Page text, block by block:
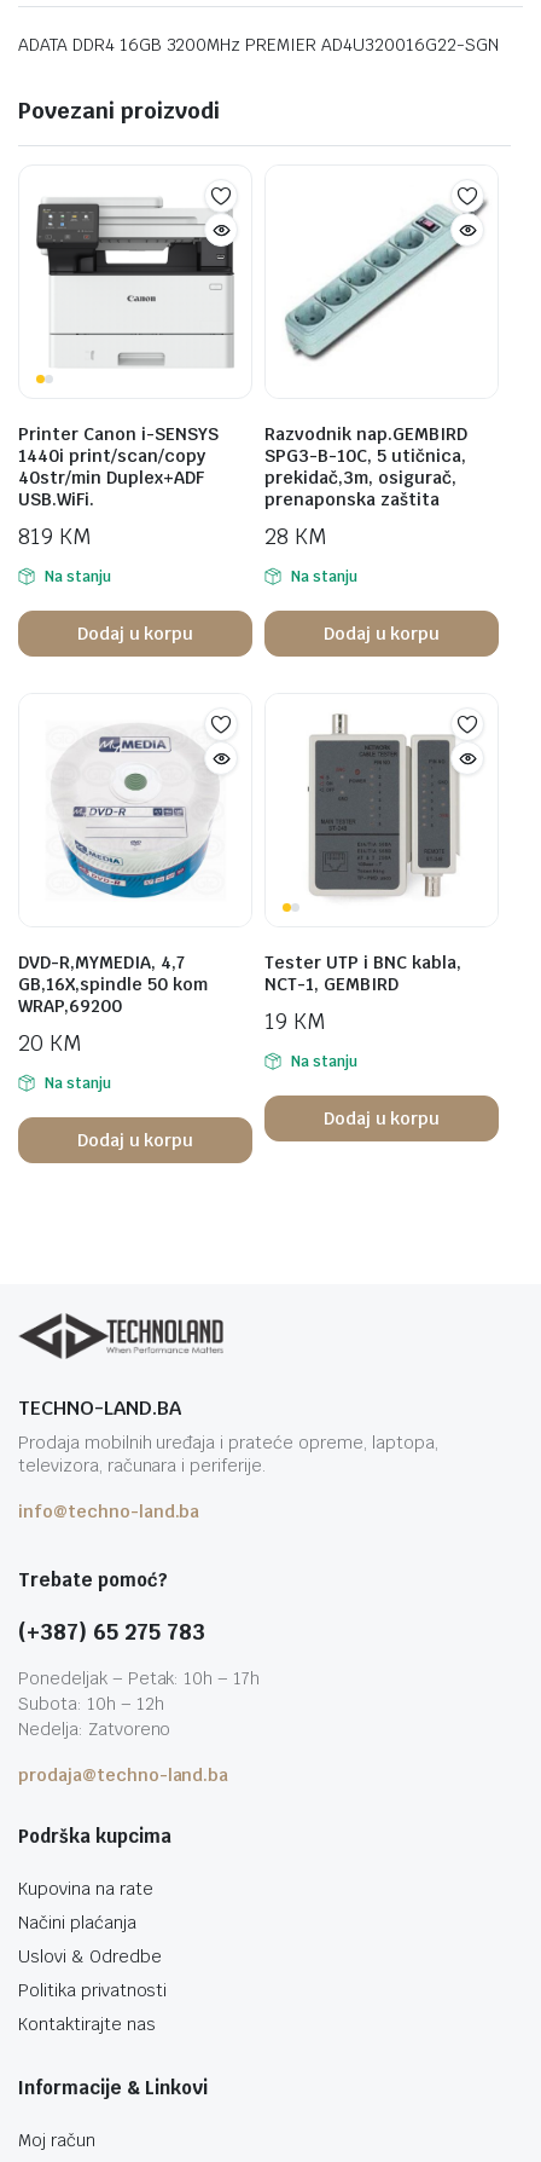
ADATA DDR4 16GB 3200MHz PREMIER AD4U320016G22-SGN
Povezani proizvodi
Printer Canon i-SENSYS
1440i print/scan/copy
40str/min Duplex+ADF
USB.WiFi.
819 KM
Na stanju
Dodaj u korpu
Razvodnik nap.GEMBIRD
SPG3-B-10C, 5 utičnica,
prekidač,3m, osigurač,
prenaponska zaštita
28 KM
Na stanju
Dodaj u korpu
DVD-R,MYMEDIA, 4,7
GB,16X,spindle 50 kom
WRAP,69200
20 KM
Na stanju
Dodaj u korpu
Tester UTP i BNC kabla,
NCT-1, GEMBIRD
19 KM
Na stanju
Dodaj u korpu
TECHNO-LAND.BA
Prodaja mobilnih uređaja i prateće opreme, laptopa,
televizora, računara i periferije.
info@techno-land.ba
Trebate pomoć?
(+387) 65 275 783
Ponedeljak – Petak: 10h – 17h
Subota: 10h – 12h
Nedelja: Zatvoreno
prodaja@techno-land.ba
Podrška kupcima
Kupovina na rate
Načini plaćanja
Uslovi & Odredbe
Politika privatnosti
Kontaktirajte nas
Informacije & Linkovi
Moj račun